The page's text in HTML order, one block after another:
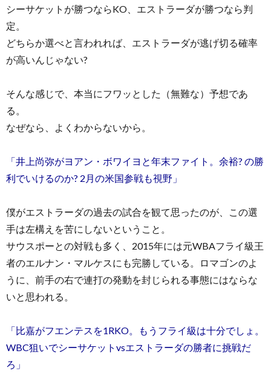
シーサケットが勝つならKO、エストラーダが勝つなら判
定。
どちらか選べと言われれば、エストラーダが逃げ切る確率
が高いんじゃない?
そんな感じで、本当にフワッとした（無難な）予想であ
る。
なぜなら、よくわからないから。
「井上尚弥がヨアン・ボワイヨと年末ファイト。余裕? の勝
利でいけるのか? 2月の米国参戦も視野」
僕がエストラーダの過去の試合を観て思ったのが、この選
手は左構えを苦にしないということ。
サウスポーとの対戦も多く、2015年には元WBAフライ級王
者のエルナン・マルケスにも完勝している。ロマゴンのよ
うに、前手の右で連打の発動を封じられる事態にはならな
いと思われる。
「比嘉がフエンテスを1RKO。もうフライ級は十分でしょ。
WBC狙いでシーサケットvsエストラーダの勝者に挑戦だ
ろ」